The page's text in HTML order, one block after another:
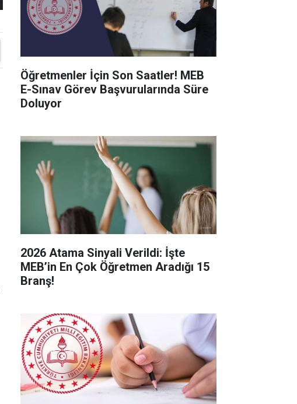
Öğretmenler İçin Son Saatler! MEB
E-Sınav Görev Başvurularında Süre
Doluyor
2026 Atama Sinyali Verildi: İşte
MEB’in En Çok Öğretmen Aradığı 15
Branş!